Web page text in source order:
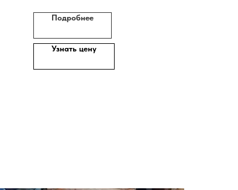
Подробнее
Узнать цену